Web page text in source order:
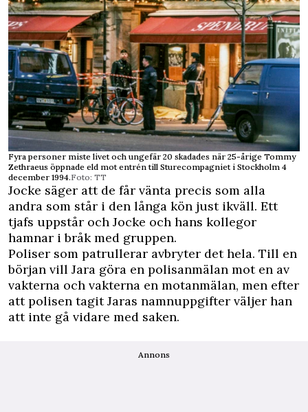
Fyra personer miste livet och ungefär 20 skadades när 25-årige Tommy
Zethraeus öppnade eld mot entrén till Sturecompagniet i Stockholm 4
december 1994.Foto: TT
Jocke säger att de får vänta precis som alla
andra som står i den långa kön just ikväll. Ett
tjafs uppstår och Jocke och hans kollegor
hamnar i bråk med gruppen.
Poliser som patrullerar avbryter det hela. Till en
början vill Jara göra en polisanmälan mot en av
vakterna och vakterna en motanmälan, men efter
att polisen tagit Jaras namnuppgifter väljer han
att inte gå vidare med saken.
Annons